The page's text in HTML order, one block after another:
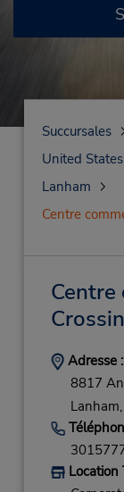
Succursales
United States
Lanham
Centre
Centre
Adresse :
8817
Lanham,
Location